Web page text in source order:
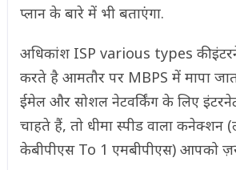
प्लान के बारे में भी बताएंगा.
अधिकांश ISP various types की
करते है आमतौर पर MBPS में मापा
ईमेल और सोशल नेटवर्किंग के लिए
चाहते हैं, तो धीमा स्पीड वाला कनेक्शन
केबीपीएस To 1 एमबीपीएस) आपको